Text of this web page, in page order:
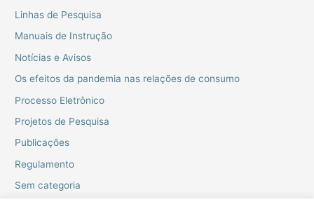
Linhas de Pesquisa
Manuais de Instrução
Notícias e Avisos
Os efeitos da pandemia nas relações de consumo
Processo Eletrônico
Projetos de Pesquisa
Publicações
Regulamento
Sem categoria